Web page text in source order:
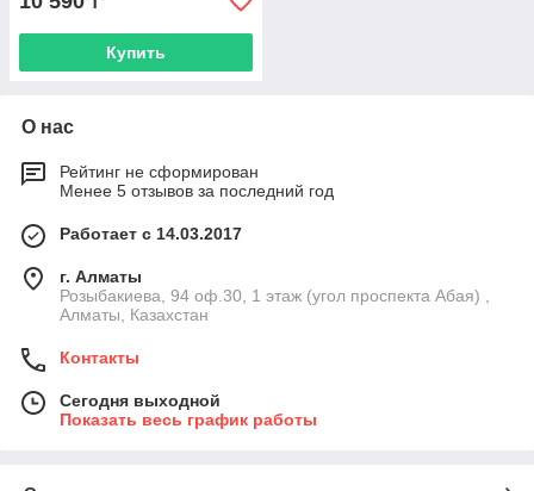
Купить
О нас
Рейтинг не сформирован
Менее 5 отзывов за последний год
Работает с 14.03.2017
г. Алматы
Розыбакиева, 94 оф.30, 1 этаж (угол проспекта Абая) ,
Алматы, Казахстан
Контакты
Сегодня выходной
Показать весь график работы